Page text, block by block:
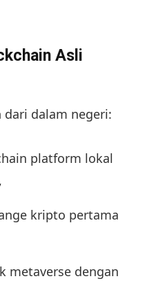
Asli
dari dalam negeri:
platform lokal
kripto pertama
metaverse dengan